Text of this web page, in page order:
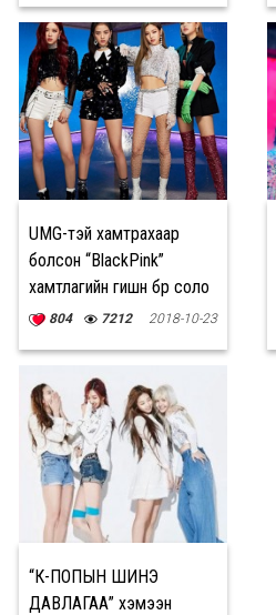
UMG-тэй хамтрахаар
болсон “BlackPink”
хамтлагийн гишүүн бүр соло
дуу гаргана
804 7212 2018-10-23
“К-ПОПЫН ШИНЭ
ДАВЛАГАА” хэмээн